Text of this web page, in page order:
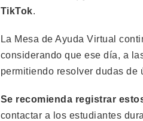
TikTok.
La Mesa de Ayuda Virtual
considerando que ese día, a
permitiendo resolver dudas de
Se recomienda registrar
contactar a los estudiantes